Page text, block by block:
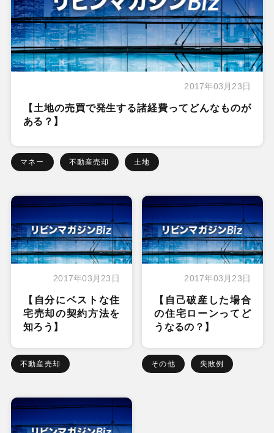
2017年03月23日
【土地の売買で発生する諸経費ってどんなものが
ある？】
マネー 不動産売却 土地
2017年03月23日
【自分にベストな住
宅売却の契約方法を
知ろう】
不動産売却
2017年03月23日
【自己破産した場合
の住宅ローンってど
うなるの？】
その他 失敗例